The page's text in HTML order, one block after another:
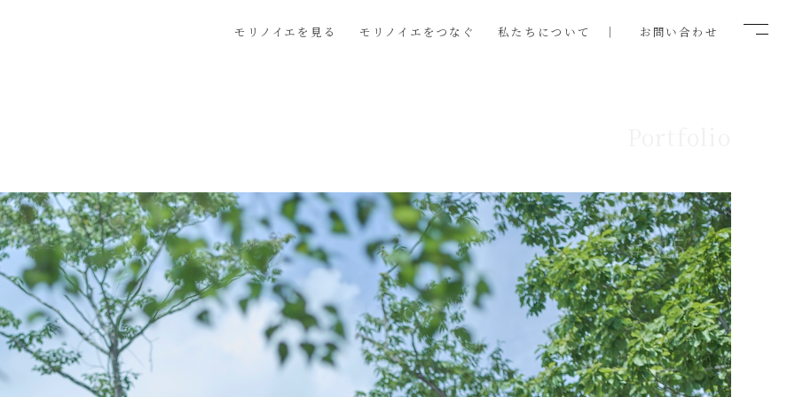
モリノイエを見る モリノイエをつなぐ 私たちについて お問い合わせ
#315